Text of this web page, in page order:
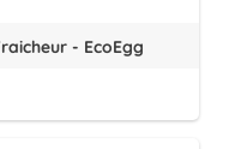
- EcoEgg